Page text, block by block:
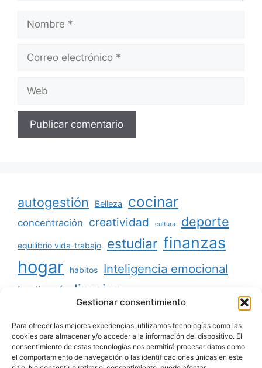
Gestionar consentimiento
Para ofrecer las mejores experiencias, utilizamos tecnologías como las
cookies para almacenar y/o acceder a la información del dispositivo. El
consentimiento de estas tecnologías nos permitirá procesar datos como
el comportamiento de navegación o las identificaciones únicas en este
Nombre
Correo
Web
autogestión Belleza cocinar
concentración creatividad cultura deporte
equilibrio vida-trabajo estudiar finanzas
hogar hábitos Inteligencia emocional
jardinería limpiar
minimalismo niños
ordenar organizar productividad
reciclaje relaciones sociales salud